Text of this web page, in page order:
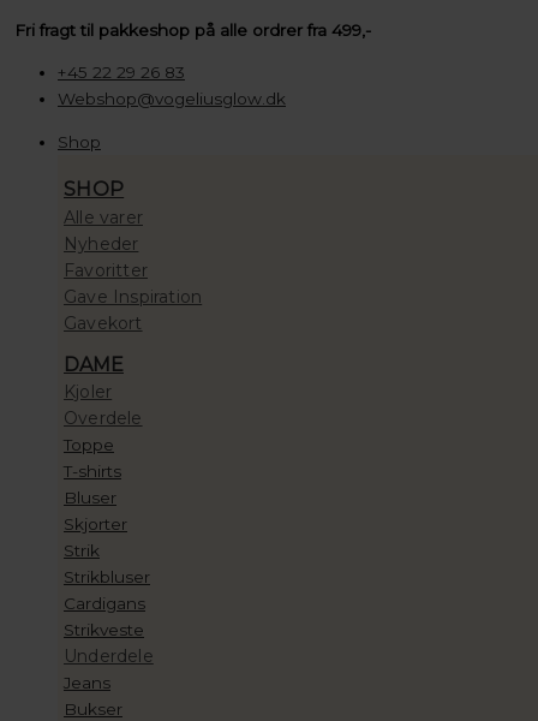
til
indholdet
Fri fragt til pakkeshop på alle ordrer fra 499,-
+45 22 29 26 83
Webshop@vogeliusglow.dk
Shop
SHOP
Alle varer
Nyheder
Favoritter
Gave Inspiration
Gavekort
DAME
Kjoler
Overdele
Toppe
T-shirts
Bluser
Skjorter
Strik
Strikbluser
Cardigans
Strikveste
Underdele
Jeans
Bukser
………
100,00 kr.
10.000,00 kr.